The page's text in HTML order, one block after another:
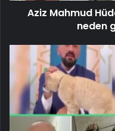
Aziz Mahmud
neden